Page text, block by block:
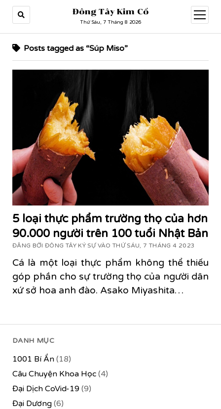
Đông Tây Kim Cổ
Thứ Sáu, 7 Tháng 8 2026
open
menu
DANH MỤC
1001 Bí Ẩn(18)
Câu Chuyện Khoa Học(4)
Đại Dịch CoVid-19(9)
Đại Dương(6)
Posts tagged as “Súp Miso”
5 loại thực phẩm trường thọ của hơn
90.000 người trên 100 tuổi Nhật Bản
ĐĂNG BỞI ĐÔNG TÂY KÝ SỰ VÀO THỨ SÁU, 7 THÁNG 4 2023
Cá là một loại thực phẩm không thể thiếu
góp phần cho sự trường thọ của người dân
xứ sở hoa anh đào. Asako Miyashita…